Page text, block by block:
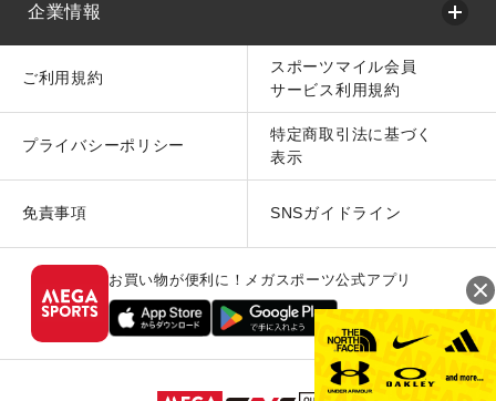
企業情報
ご利用規約
スポーツマイル会員
サービス利用規約
プライバシーポリシー
特定商取引法に基づく
表示
免責事項 SNSガイドライン
お買い物が便利に！メガスポーツ公式アプリ